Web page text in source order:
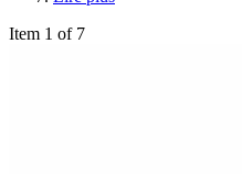
Item 1 of 7